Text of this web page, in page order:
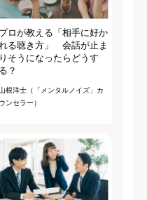
プロが教える「相手に好か
る聴き方」 会話が止ま
りそうになったらどうす
る？
根洋士（「メンタルノイズ」カ
ウンセラー）